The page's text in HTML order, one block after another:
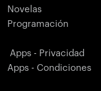
Novelas
Programación
Apps - Privacidad
Apps - Condiciones